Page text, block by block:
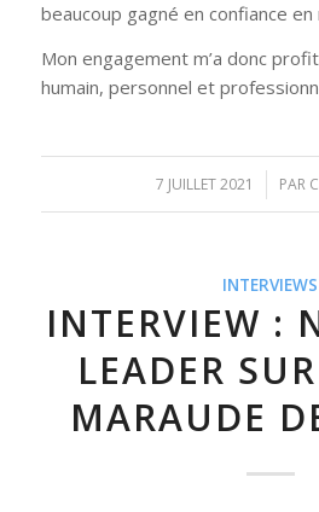
beaucoup gagné en confiance en
Mon engagement m’a donc
humain, personnel et
7 JUILLET 2021
/ PAR
INTERVIEWS
INTERVIEW :
LEADER
MARAUDE